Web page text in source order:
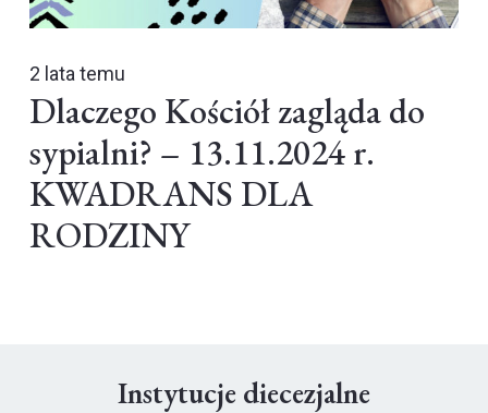
2 lata temu
Dlaczego Kościół zagląda do
sypialni? – 13.11.2024 r.
KWADRANS DLA
RODZINY
Instytucje diecezjalne